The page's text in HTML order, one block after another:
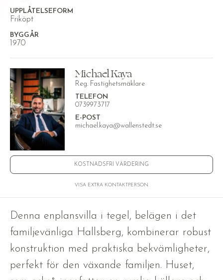
UPPLÅTELSEFORM
Friköpt
BYGGÅR
1970
Michael Kaya
Reg. Fastighetsmäklare
TELEFON
0739973717
E-POST
michael.kaya@wallenstedt.se
KOSTNADSFRI VÄRDERING
VISA EXTRA KONTAKTPERSON
Denna enplansvilla i tegel, belägen i det
familjevänliga Hallsberg, kombinerar robust
konstruktion med praktiska bekvämligheter,
perfekt för den växande familjen. Huset,